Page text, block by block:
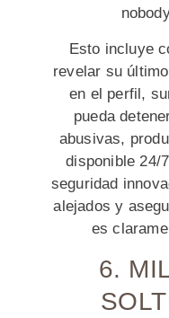
Esto incluye
revelar su
en el perfil,
pueda
abusivas,
disponible 24/
seguridad
alejados y
es
6.